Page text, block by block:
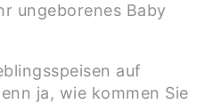
ungeborenes Baby
auf
ja, wie kommen Sie